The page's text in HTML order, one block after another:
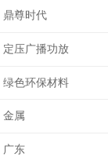
鼎尊时代
定压广播功放
绿色环保材料
金属
广东